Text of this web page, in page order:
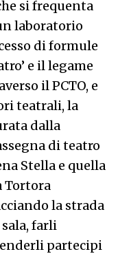
si frequenta
laboratorio
di formule
e il legame
il PCTO, e
teatrali, la
dalla
di teatro
Stella e quella
Tortora
la strada
farli
partecipi